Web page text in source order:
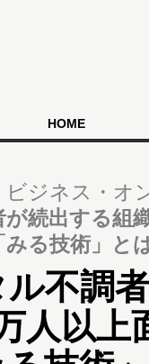
HOME
ビジネス・オ
が続出する組
みる技術」と
ル不調
人以上